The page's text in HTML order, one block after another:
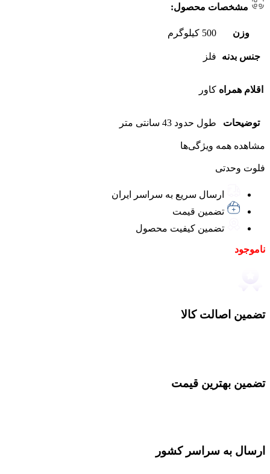
مشخصات محصول:
وزن 500 کیلوگرم
جنس بدنه فلز
اقلام همراه کاور
توضیحات طول حدود 43 سانتی متر
مشاهده همه ویژگی‌ها
فلوت وحدتی
ارسال سریع به سراسر ایران
تضمین قیمت
تضمین کیفیت محصول
ناموجود
تضمین اصالت کالا
تضمین بهترین قیمت
ارسال به سراسر کشور